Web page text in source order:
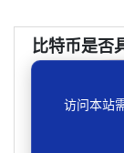
比特币是否
访问本站